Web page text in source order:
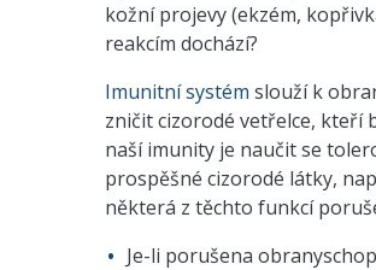
kožní projevy (ekzém,
reakcím dochází?
Imunitní systém slouží k
zničit cizorodé vetřelce, kteří
naší imunity je naučit se
prospěšné cizorodé látky,
některá z těchto funkcí
Je-li porušena